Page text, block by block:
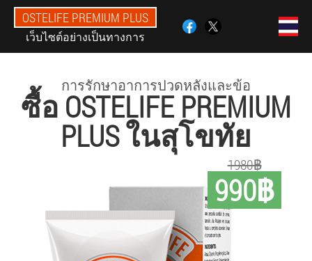
OSTELIFE PREMIUM PLUS
เว็บไซต์อย่างเป็นทางการ
การรักษาอาการปวดหลังและข้อ
ซื้อ OSTELIFE PREMIUM
PLUS ในสุโขทัย
990฿
1980฿